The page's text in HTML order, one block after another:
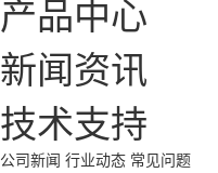
产品中心
新闻资讯
技术支持
公司新闻 行业动态 常见问题